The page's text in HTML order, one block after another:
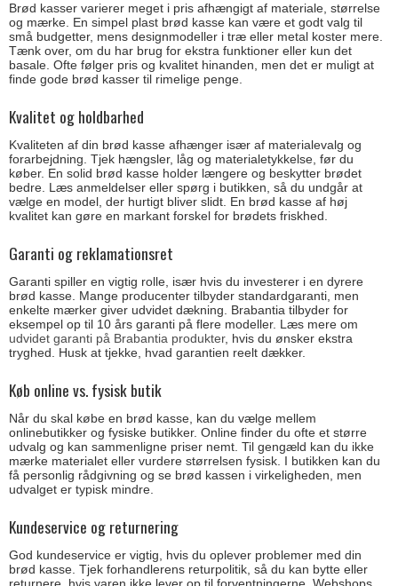
Brød kasser varierer meget i pris afhængigt af materiale, størrelse
og mærke. En simpel plast brød kasse kan være et godt valg til
små budgetter, mens designmodeller i træ eller metal koster mere.
Tænk over, om du har brug for ekstra funktioner eller kun det
basale. Ofte følger pris og kvalitet hinanden, men det er muligt at
finde gode brød kasser til rimelige penge.
Kvalitet og holdbarhed
Kvaliteten af din brød kasse afhænger især af materialevalg og
forarbejdning. Tjek hængsler, låg og materialetykkelse, før du
køber. En solid brød kasse holder længere og beskytter brødet
bedre. Læs anmeldelser eller spørg i butikken, så du undgår at
vælge en model, der hurtigt bliver slidt. En brød kasse af høj
kvalitet kan gøre en markant forskel for brødets friskhed.
Garanti og reklamationsret
Garanti spiller en vigtig rolle, især hvis du investerer i en dyrere
brød kasse. Mange producenter tilbyder standardgaranti, men
enkelte mærker giver udvidet dækning. Brabantia tilbyder for
eksempel op til 10 års garanti på flere modeller. Læs mere om
udvidet garanti på Brabantia produkter, hvis du ønsker ekstra
tryghed. Husk at tjekke, hvad garantien reelt dækker.
Køb online vs. fysisk butik
Når du skal købe en brød kasse, kan du vælge mellem
onlinebutikker og fysiske butikker. Online finder du ofte et større
udvalg og kan sammenligne priser nemt. Til gengæld kan du ikke
mærke materialet eller vurdere størrelsen fysisk. I butikken kan du
få personlig rådgivning og se brød kassen i virkeligheden, men
udvalget er typisk mindre.
Kundeservice og returnering
God kundeservice er vigtig, hvis du oplever problemer med din
brød kasse. Tjek forhandlerens returpolitik, så du kan bytte eller